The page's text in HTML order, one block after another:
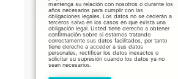
mantenga su relación con nosotros o durante los
años necesarios para cumplir con las
obligaciones legales. Los datos no se cederán a
terceros salvo en los casos en que exista una
obligación legal. Usted tiene derecho a obtener
confirmación sobre si estamos tratando
correctamente sus datos facilitados, por tanto
tiene derecho a acceder a sus datos
personales, rectificar los datos inexactos o
solicitar su supresión cuando los datos ya no
sean necesarios.